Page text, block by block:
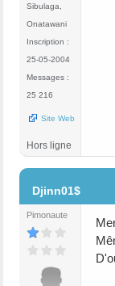
Sibulaga,
Onatawani
Inscription :
25-05-2004
Messages :
25 216
Site Web
Hors ligne
Djinn01$
Pimonaute